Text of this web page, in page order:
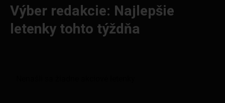
Výber redakcie: Najlepšie
letenky tohto týždňa